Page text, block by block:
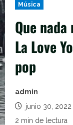
Música
Que
La Love
pop
admin
junio 30, 2022
2 min de lectura